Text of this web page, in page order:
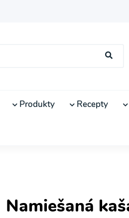
Produkty Recepty
Namiešaná